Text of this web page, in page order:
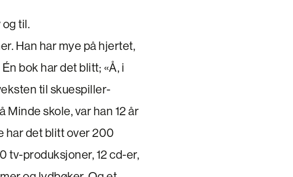
til.
Han har mye på hjertet,
bok har det blitt; «Å, i
til skuespiller-
Minde skole, var han 12 år
har det blitt over 200
tv-produksjoner, 12 cd-er,